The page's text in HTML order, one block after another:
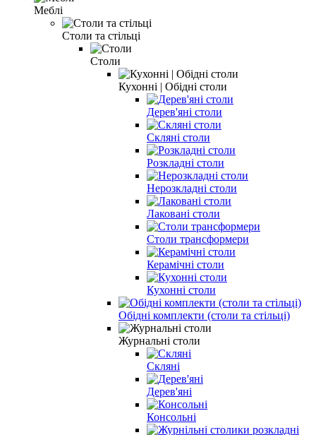
Меблі
Столи та стільці
Столи
Кухонні | Обідні столи
Дерев'яні столи
Скляні столи
Розкладні столи
Нерозкладні столи
Лаковані столи
Столи трансформери
Керамічні столи
Кухонні столи
Обідні комплекти (столи та стільці)
Журнальні столи
Скляні
Дерев'яні
Консольні